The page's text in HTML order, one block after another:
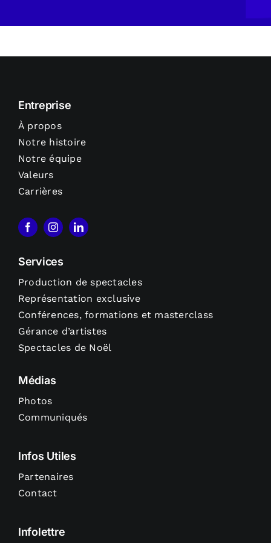
Entreprise
À propos
Notre histoire
Notre équipe
Valeurs
Carrières
Services
Production de spectacles
Représentation exclusive
Conférences, formations et masterclass
Gérance d’artistes
Spectacles de Noël
Médias
Photos
Communiqués
Infos Utiles
Partenaires
Contact
Infolettre